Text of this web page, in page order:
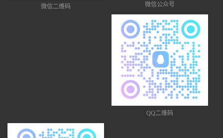
微信二维码 微信公众号
QQ二维码